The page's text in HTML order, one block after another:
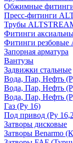
Обжимные
Пресс-фитинги
Трубы
Фитинги
Фитинги
Запорная арматура
Вантузы
Задвижки стальные
Вода, Пар, Нефть
Вода, Пар, Нефть
Вода, Пар, Нефть
Газ (Ру 16)
Под привод (Ру
Затворы дисковые
Затворы Benarmo